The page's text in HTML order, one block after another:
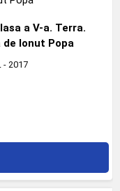
a V-a. Terra.
Ionut Popa
- 2017